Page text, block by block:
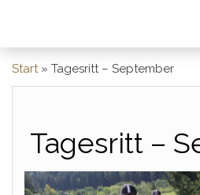
Start» Tagesritt – September
Tagesritt –